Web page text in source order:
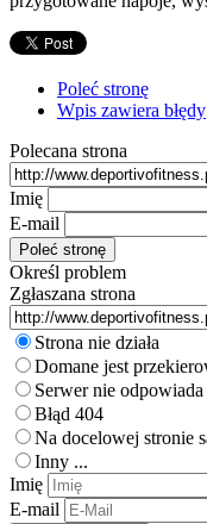
Poleć stronę
Wpis zawiera błędy
Polecana strona
Imię
E-mail
Określ problem
Zgłaszana strona
Strona nie działa
Domane jest
Serwer nie odpowiada
Błąd 404
Na docelowej stronie
Inny ...
Imię
E-mail